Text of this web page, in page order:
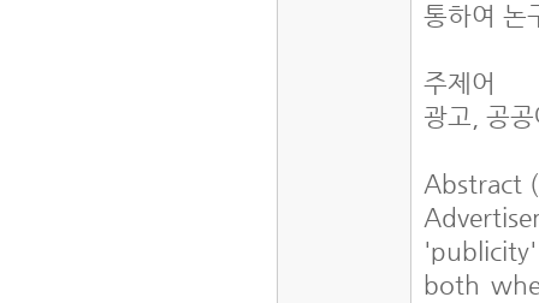
통하여 논
주제어
광고, 공
Abstract
both